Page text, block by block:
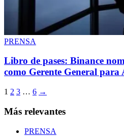
PRENSA
Libro de pases: Binance
como Gerente General
1 2 3 … 6 →
Más relevantes
PRENSA